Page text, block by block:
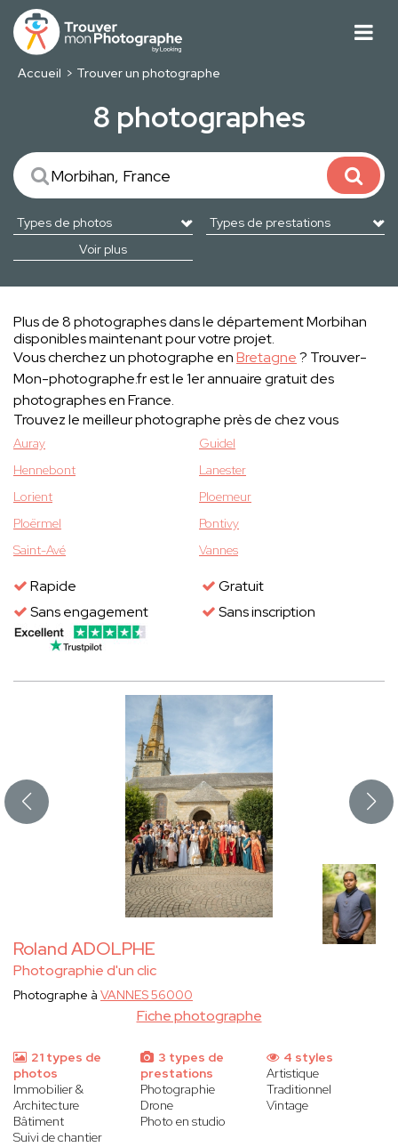
Accueil Trouver un photographe
8 photographes
Voir plus
Plus de 8 photographes dans le département Morbihan
disponibles maintenant pour votre projet.
Vous cherchez un photographe enBretagne? Trouver-
Mon-photographe.fr est le 1er annuaire gratuit des
photographes en France.
Trouvez le meilleur photographe près de chez vous
Auray
Guidel
Hennebont
Lanester
Lorient
Ploemeur
Ploërmel
Pontivy
Saint-Avé
Vannes
Rapide
Gratuit
Sans engagement
Sans inscription
Roland ADOLPHE
Photographie d'un clic
Fiche photographe
Photographe à VANNES 56000
21 types de
photos
Immobilier &
Architecture
Bâtiment
Suivi de chantier
3 types de
prestations
Photographie
Drone
Photo en studio
4 styles
Artistique
Traditionnel
Vintage